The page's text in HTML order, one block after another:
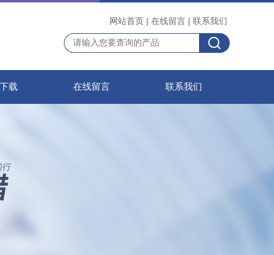
网站首页 | 在线留言 | 联系我们
载 在线留言 联系我们